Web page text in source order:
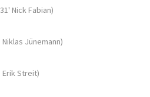
31' Nick Fabian)
Niklas Jünemann)
Erik Streit)